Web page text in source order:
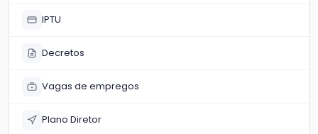
IPTU
Decretos
Vagas de empregos
Plano Diretor